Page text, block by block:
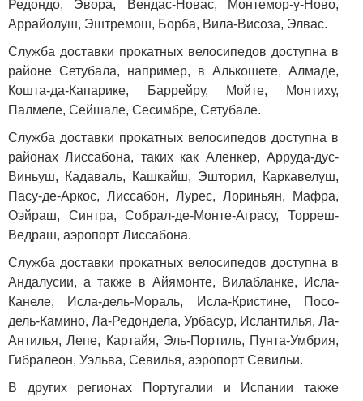
Редондо, Эвора, Вендас-Новас, Монтемор-у-Ново,
Аррайолуш, Эштремош, Борба, Вила-Висоза, Элвас.
Служба доставки прокатных велосипедов доступна в
районе Сетубала, например, в Алькошете, Алмаде,
Кошта-да-Капарике, Баррейру, Мойте, Монтиху,
Палмеле, Сейшале, Сесимбре, Сетубале.
Служба доставки прокатных велосипедов доступна в
районах Лиссабона, таких как Аленкер, Арруда-дус-
Виньуш, Кадаваль, Кашкайш, Эшторил, Каркавелуш,
Пасу-де-Аркос, Лиссабон, Лурес, Лориньян, Мафра,
Оэйраш, Синтра, Собрал-де-Монте-Аграсу, Торреш-
Ведраш, аэропорт Лиссабона.
Служба доставки прокатных велосипедов доступна в
Андалусии, а также в Айямонте, Вилабланке, Исла-
Канеле, Исла-дель-Мораль, Исла-Кристине, Посо-
дель-Камино, Ла-Редондела, Урбасур, Ислантилья, Ла-
Антилья, Лепе, Картайя, Эль-Портиль, Пунта-Умбрия,
Гибралеон, Уэльва, Севилья, аэропорт Севильи.
В других регионах Португалии и Испании также